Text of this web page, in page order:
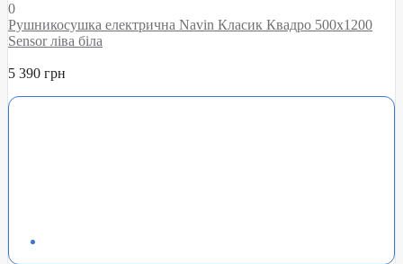
0
Рушникосушка електрична Navin Класик Квадро 500х1200
Sensor ліва біла
5 390 грн